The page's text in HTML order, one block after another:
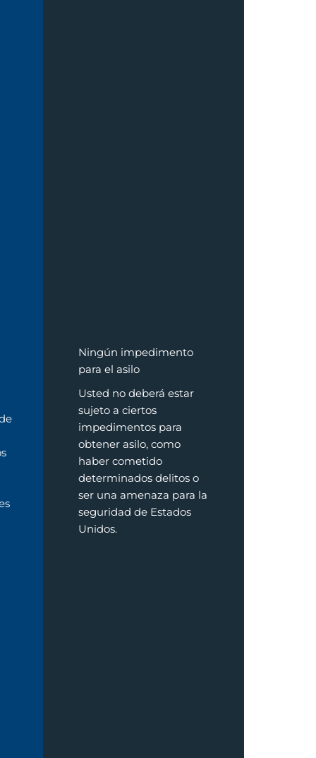
Ningún impedimento
para el asilo
Usted no deberá estar
sujeto a ciertos
impedimentos para
obtener asilo, como
haber cometido
determinados delitos o
ser una amenaza para la
seguridad de Estados
Unidos.